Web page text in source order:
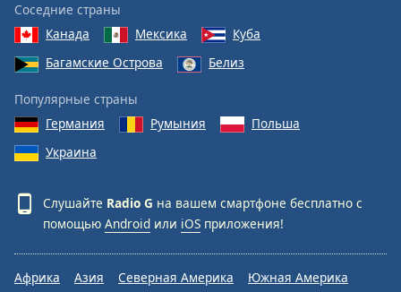
Close
Modal
Dialog
End
dialog
window.
Соседние страны
Канада
Мексика
Куба
Багамские Острова
Белиз
Популярные страны
Германия
Румыния
Польша
Украина
Слушайте Radio G на вашем смартфоне бесплатно с
помощью Android или iOS приложения!
Африка Азия Северная Америка Южная Америка